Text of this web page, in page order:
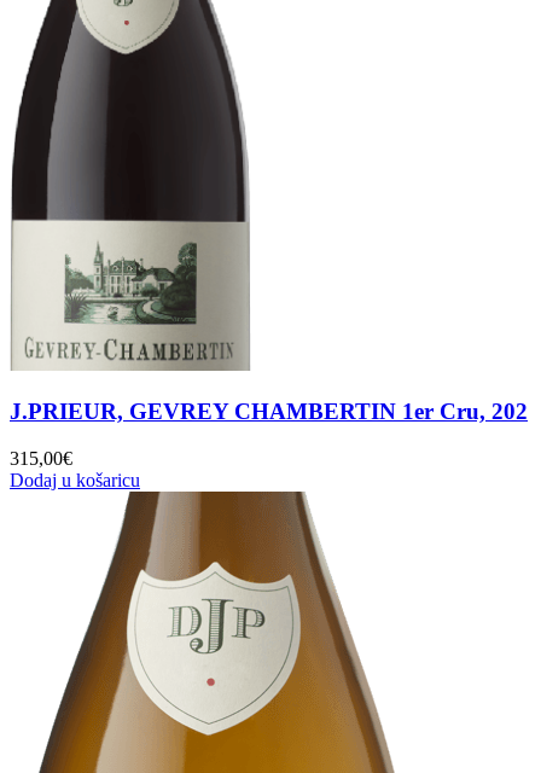
J.PRIEUR, GEVREY CHAMBERTIN 1er Cru, 202
315,00€
Dodaj u košaricu